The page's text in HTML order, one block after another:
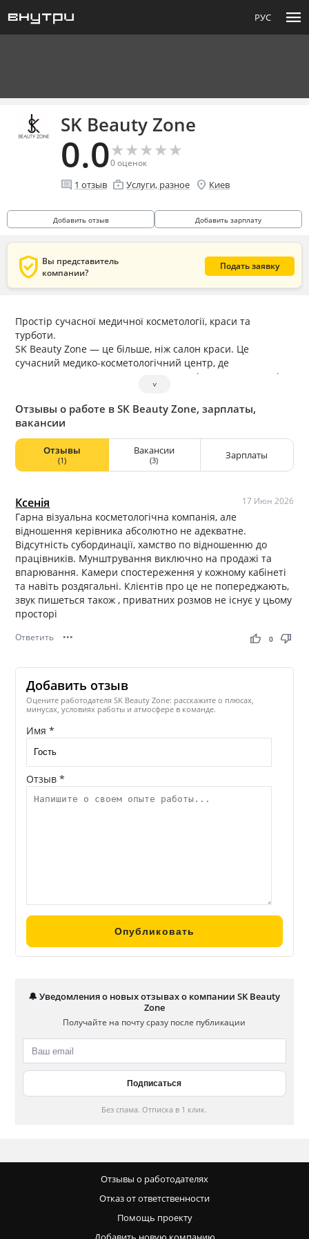
РУС menu
SK Beauty Zone
0.0★
★★
★★
★★
★★
★
0оценок
comment 1 отзыв enterprise Услуги, разное location_on Киев
Добавить отзыв Добавить зарплату
verified_user Вы представитель
компании?
Подать заявку
Простір сучасної медичної косметології, краси та
турботи.
SK Beauty Zone — це більше, ніж салон краси. Це
сучасний медико-косметологічний центр, де
поєднуються наука, естетика та високі стандарти сервісу.
Ми працюємо комплексно, з турботою про здоровʼя та
зовнішню гармонію кожного пацієнта.
Наша філософія — безпечна краса через професійний
˅
Отзывы о работе в SK Beauty Zone, зарплаты,
вакансии
Отзывы
(1)
Вакансии
(3) Зарплаты
Ксенія 17 Июн 2026
Гарна візуальна косметологічна компанія, але
відношення керівника абсолютно не адекватне.
Відсутність субординації, хамство по відношенню до
працівників. Мунштрування виключно на продажі та
впарювання. Камери спостереження у кожному кабінеті
та навіть роздягальні. Клієнтів про це не попереджають,
звук пишеться також , приватних розмов не існує у цьому
просторі
Ответить ••• thumb_up thumb_down
0
Добавить отзыв
Оцените работодателя SK Beauty Zone: расскажите о плюсах,
минусах, условиях работы и атмосфере в команде.
Имя *
Отзыв *
🔔 Уведомления о новых отзывах о компании SK Beauty
Zone
Получайте на почту сразу после публикации
Без спама. Отписка в 1 клик.
Отзывы о работодателях
Отказ от ответственности
Помощь проекту